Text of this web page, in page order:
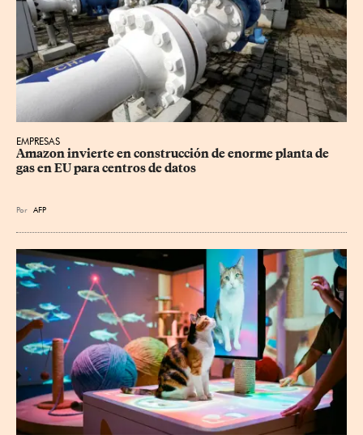
EMPRESAS
Amazon invierte en construcción de enorme planta de
gas en EU para centros de datos
Por AFP